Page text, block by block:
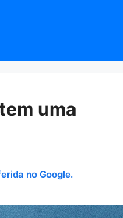
uma
no Google.